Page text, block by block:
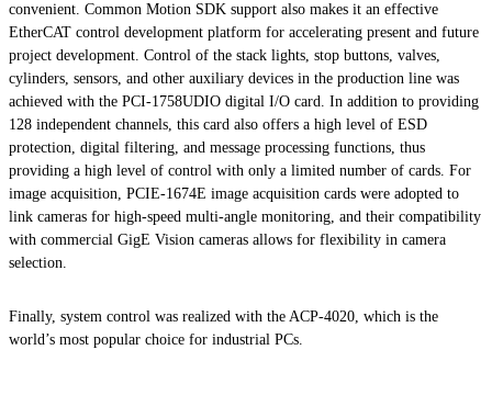
convenient. Common Motion SDK support also makes it an effective
EtherCAT control development platform for accelerating present and future
project development. Control of the stack lights, stop buttons, valves,
cylinders, sensors, and other auxiliary devices in the production line was
achieved with the PCI-1758UDIO digital I/O card. In addition to providing
128 independent channels, this card also offers a high level of ESD
protection, digital filtering, and message processing functions, thus
providing a high level of control with only a limited number of cards. For
image acquisition, PCIE-1674E image acquisition cards were adopted to
link cameras for high-speed multi-angle monitoring, and their compatibility
with commercial GigE Vision cameras allows for flexibility in camera
selection.
Finally, system control was realized with the ACP-4020, which is the
world’s most popular choice for industrial PCs.